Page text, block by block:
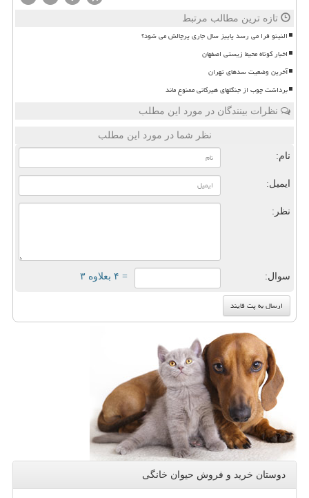
تازه ترین مطالب مرتبط
النینو فرا می رسد پاییز سال جاری پرچالش می شود؟
اخبار کوتاه محیط زیستی اصفهان
آخرین وضعیت سدهای تهران
برداشت چوب از جنگلهای هیرکانی ممنوع ماند
نظرات بینندگان در مورد این مطلب
نظر شما در مورد این مطلب
نام:
ایمیل:
نظر:
سوال: = ۴ بعلاوه ۳
دوستان خرید و فروش حیوان خانگی